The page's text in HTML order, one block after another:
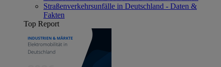
Straßenverkehrsunfälle in Deutschland - Daten &
Fakten
Top Report